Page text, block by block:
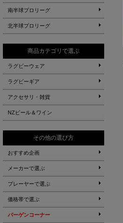
南半球プロリーグ
北半球プロリーグ
商品カテゴリで選ぶ
ラグビーウェア
ラグビーギア
アクセサリ・雑貨
NZビール＆ワイン
その他の選び方
おすすめ企画
メーカーで選ぶ
プレーヤーで選ぶ
価格帯で選ぶ
バーゲンコーナー